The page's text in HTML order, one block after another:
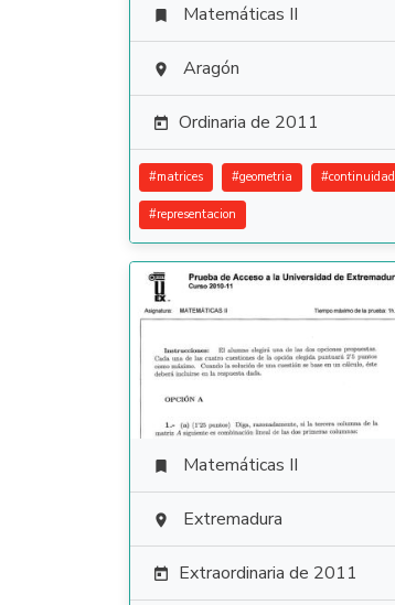
 Matemáticas II
 Aragón
 Ordinaria de 2011
#matrices #geometria #continuidad
#representacion
 Matemáticas II
 Extremadura
 Extraordinaria de 2011